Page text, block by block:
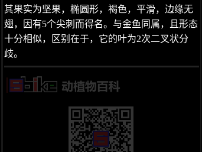
其果实为坚果，椭圆形，褐色，平滑，边缘无
翅，因有5个尖刺而得名。与金鱼同属，且形态
十分相似，区别在于，它的叶为2次二叉状分
歧。